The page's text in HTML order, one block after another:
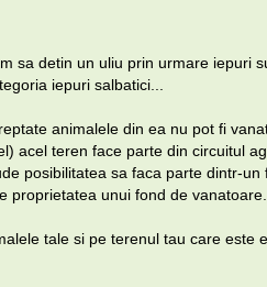
sa detin un uliu prin urmare iepuri
iepuri salbatici...
animalele din ea nu pot fi
acel teren face parte din circuitul
posibilitatea sa faca parte dintr-un
unui fond de
tale si pe terenul tau care este